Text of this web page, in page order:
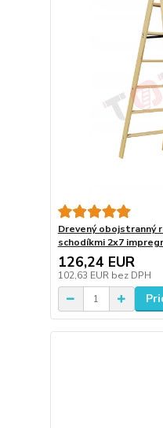
Drevený obojstranný
schodíkmi 2x7
126,24 EUR
102,63 EUR bez DPH